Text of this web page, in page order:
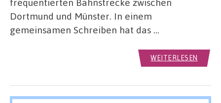
Dortmund und Münster. In einem
gemeinsamen Schreiben hat das …
WEITERLESEN